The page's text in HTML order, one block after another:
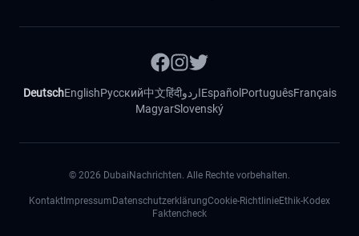
DeutschEnglishРусский中文हिंदीاردوEspañol PortuguêsFrançais
MagyarSlovenský
© 2026 DubaiNachrichten. Alle Rechte vorbehalten.
Kontakt Impressum DatenschutzerklärungCookie-RichtlinieEthik-Kodex
Faktencheck